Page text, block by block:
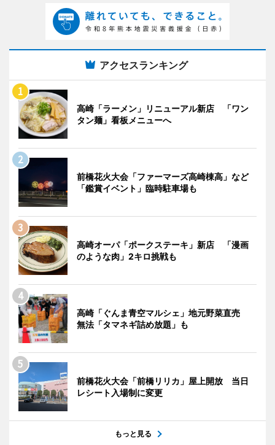
アクセスランキング
高崎「ラーメン」リニューアル新店 「ワン
タン麺」看板メニューへ
前橋花火大会「ファーマーズ高崎棟高」など
「鑑賞イベント」臨時駐車場も
高崎オーパ「ポークステーキ」新店 「漫画
のような肉」2キロ挑戦も
高崎「ぐんま青空マルシェ」地元野菜直売
無法「タマネギ詰め放題」も
前橋花火大会「前橋リリカ」屋上開放 当日
レシート入場制に変更
もっと見る